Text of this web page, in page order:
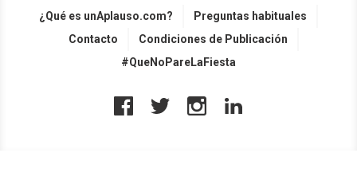
¿Qué es unAplauso.com?
Preguntas habituales
Contacto
Condiciones de Publicación
#QueNoPareLaFiesta